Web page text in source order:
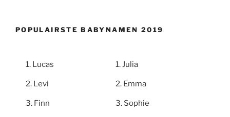
POPULAIRSTE BABYNAMEN 2019
Lucas
Levi
Finn
Julia
Emma
Sophie